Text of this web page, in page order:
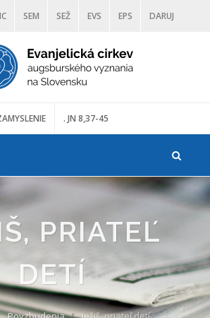
SEM SEŽ EVS EPS DARUJ
ŠKOLY TRANOSCIUS
. JN 8,37-45
PRIATEĽ
DETÍ